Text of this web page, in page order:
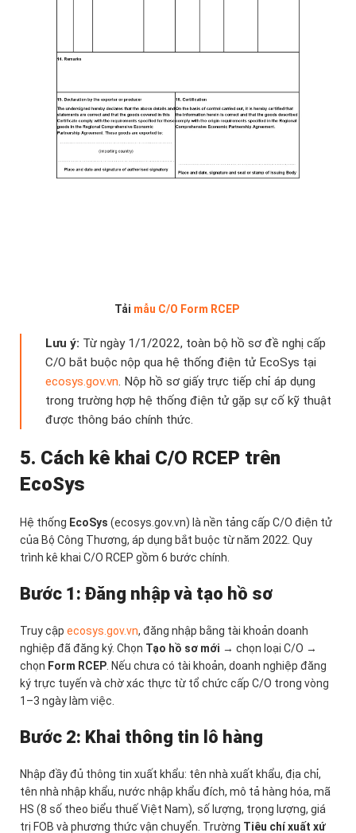
Tải mẫu C/O Form RCEP
Lưu ý: Từ ngày 1/1/2022, toàn bộ hồ sơ đề nghị cấp
C/O bắt buộc nộp qua hệ thống điện tử EcoSys tại
ecosys.gov.vn. Nộp hồ sơ giấy trực tiếp chỉ áp dụng
trong trường hợp hệ thống điện tử gặp sự cố kỹ thuật
được thông báo chính thức.
5. Cách kê khai C/O RCEP trên
EcoSys
Hệ thống EcoSys (ecosys.gov.vn) là nền tảng cấp C/O điện tử
của Bộ Công Thương, áp dụng bắt buộc từ năm 2022. Quy
trình kê khai C/O RCEP gồm 6 bước chính.
Bước 1: Đăng nhập và tạo hồ sơ
Truy cập ecosys.gov.vn, đăng nhập bằng tài khoản doanh
nghiệp đã đăng ký. Chọn Tạo hồ sơ mới → chọn loại C/O →
chọn Form RCEP . Nếu chưa có tài khoản, doanh nghiệp đăng
ký trực tuyến và chờ xác thực từ tổ chức cấp C/O trong vòng
1–3 ngày làm việc.
Bước 2: Khai thông tin lô hàng
Nhập đầy đủ thông tin xuất khẩu: tên nhà xuất khẩu, địa chỉ,
tên nhà nhập khẩu, nước nhập khẩu đích, mô tả hàng hóa, mã
HS (8 số theo biểu thuế Việt Nam), số lượng, trọng lượng, giá
trị FOB và phương thức vận chuyển. Trường Tiêu chí xuất xứ